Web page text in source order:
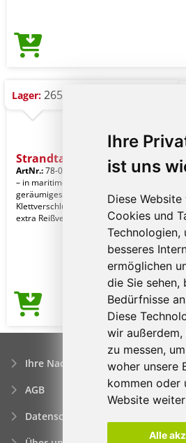
Ihre
ist uns
Diese
Cookies und
Technologien,
besseres
ermöglichen
die Sie sehen,
Bedürfnisse
Diese
wir außerdem,
zu messen,
woher unsere
kommen oder
Website
Alle
Lager: 265 St.
Strandtasche SYLT
ArtNr.:78-0820563
– in maritimer Streifen-Optik:
geräumiges Hauptfach mit
Klettverschluss verschließbar, innen
extra Reißverschluss-Tasch
Ihre Nachfrage
AGB
Datenschutzerklärung